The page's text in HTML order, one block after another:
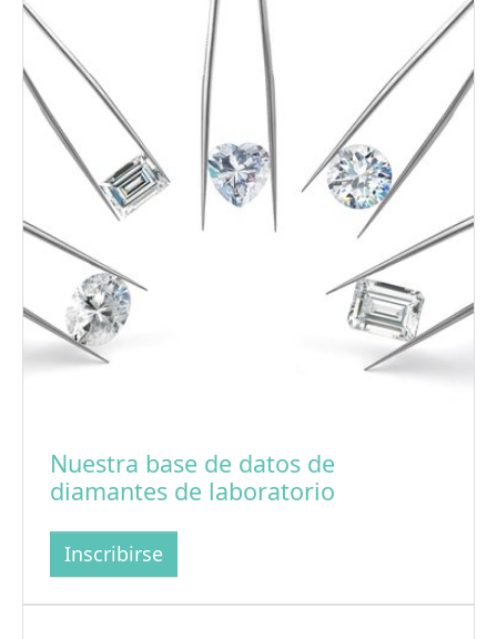
Nuestra base de datos de
diamantes de laboratorio
Inscribirse